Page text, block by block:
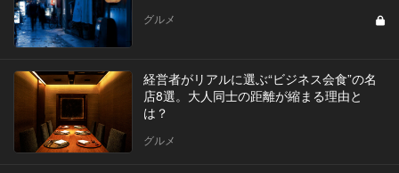
グルメ
経営者がリアルに選ぶ“ビジネス会食”の名
店8選。大人同士の距離が縮まる理由と
は？
グルメ